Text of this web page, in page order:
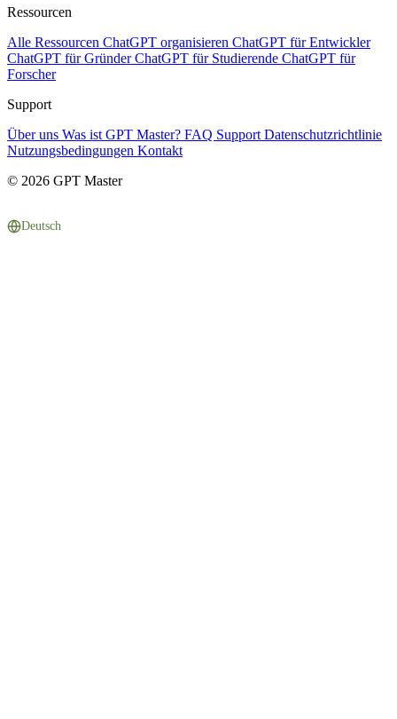
Ressourcen
Alle Ressourcen ChatGPT organisieren ChatGPT für Entwickler
ChatGPT für GründerChatGPT für Studierende ChatGPT für
Forscher
Support
Über uns Was ist GPT Master? FAQ Support Datenschutzrichtlinie
Nutzungsbedingungen Kontakt
© 2026 GPT Master
Deutsch